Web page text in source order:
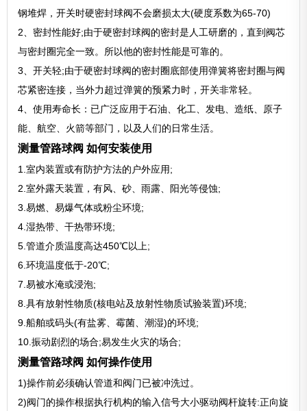
钢堆焊，开关时硬密封球阀不会磨损太大(硬度系数为65-70)
2、密封性能好;由于硬密封球阀的密封是人工研磨的，直到阀芯
与密封圈完全一致。所以他的密封性能是可靠的。
3、开关轻;由于硬密封球阀的密封圈底部使用弹簧将密封圈与阀
芯紧密连接，当外力超过弹簧的预紧力时，开关非常轻。
4、使用寿命长：已广泛应用于石油、化工、发电、造纸、原子
能、航空、火箭等部门，以及人们的日常生活。
测量管路球阀 如何安装使用
1.室内装置或有防护方法的户外应用;
2.室外露天装置，有风、砂、雨露、阳光等侵蚀;
3.易燃、易爆气体或粉尘环境;
4.湿热带、干热带环境;
5.管道介质温度高达450℃以上;
6.环境温度低于-20℃;
7.易被水淹或浸泡;
8.具有放射性物质(核电站及放射性物质试验装置)环境;
9.船舶或码头(有盐雾、霉菌、潮湿)的环境;
10.振动剧烈的场合;易发生火灾的场合;
测量管路球阀 如何操作使用
1)操作前必须确认管道和阀门已被冲洗过。
2)阀门的操作根据执行机构的输入信号大小驱动阀杆旋转:正向旋